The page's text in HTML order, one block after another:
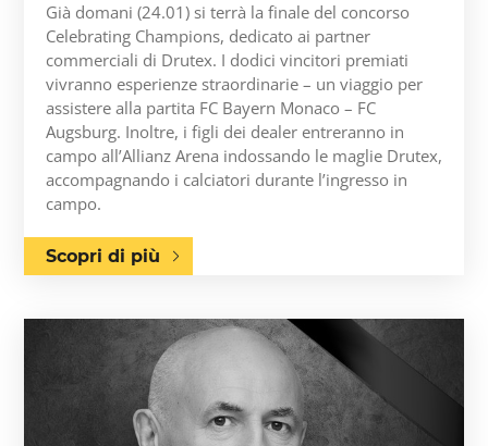
Già domani (24.01) si terrà la finale del concorso
Celebrating Champions, dedicato ai partner
commerciali di Drutex. I dodici vincitori premiati
vivranno esperienze straordinarie – un viaggio per
assistere alla partita FC Bayern Monaco – FC
Augsburg. Inoltre, i figli dei dealer entreranno in
campo all’Allianz Arena indossando le maglie Drutex,
accompagnando i calciatori durante l’ingresso in
campo.
Scopri di più